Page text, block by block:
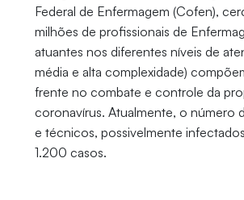
Federal de Enfermagem (Cofen),
milhões de profissionais de
atuantes nos diferentes níveis de
média e alta complexidade)
frente no combate e controle da
coronavírus. Atualmente, o número
e técnicos, possivelmente
1.200 casos.